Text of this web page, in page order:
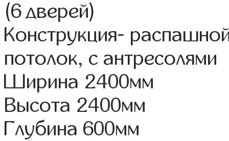
(6 дверей)
Конструкция-
потолок, с антресолями
Ширина 2400мм
Высота 2400мм
Глубина 600мм